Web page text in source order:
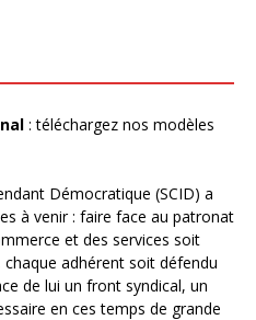
: téléchargez nos modèles
Démocratique (SCID) a
à venir : faire face au patronat
et des services soit
adhérent soit défendu
de lui un front syndical, un
en ces temps de grande